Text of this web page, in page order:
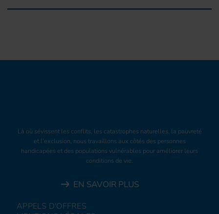
Là où sévissent les conflits, les catastrophes naturelles, la pauvreté
et l’exclusion, nous travaillons aux côtés des personnes
handicapées et des populations vulnérables pour améliorer leurs
conditions de vie.
EN SAVOIR PLUS
APPELS D'OFFRES